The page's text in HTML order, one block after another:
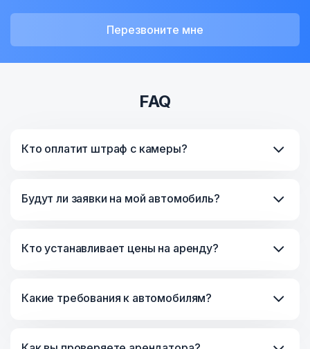
Перезвоните мне
FAQ
Кто оплатит штраф с камеры?
Будут ли заявки на мой автомобиль?
Кто устанавливает цены на аренду?
Какие требования к автомобилям?